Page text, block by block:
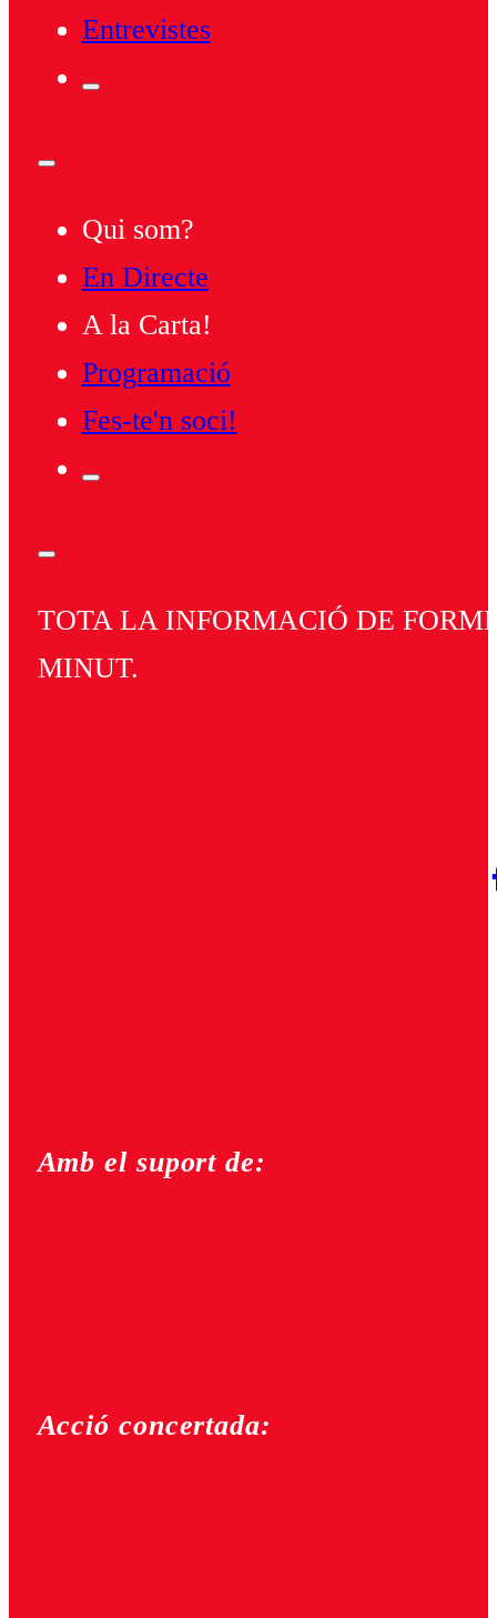
Entrevistes
Qui som?
En Directe
A la Carta!
Programació
Fes-te'n soci!
TOTA LA INFORMACIÓ DE
MINUT.
Amb el suport de:
Acció concertada: